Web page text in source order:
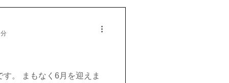
。 まもなく6月を迎えま